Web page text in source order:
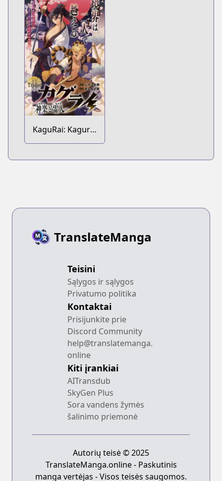
KaguRai: Kagura
to Raito
TranslateManga
Teisini
Sąlygos ir sąlygos
Privatumo politika
Kontaktai
Prisijunkite prie
Discord Community
help@translatemanga.
online
Kiti įrankiai
AITransdub
SkyGen Plus
Sora vandens žymės
šalinimo priemonė
Autorių teisė © 2025
TranslateManga.online - Paskutinis
manga vertėjas - Visos teisės saugomos.